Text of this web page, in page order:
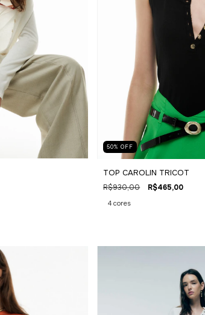
50%OFF
TOP CAROLIN TRICOT
R$930,00 R$465,00
4 cores